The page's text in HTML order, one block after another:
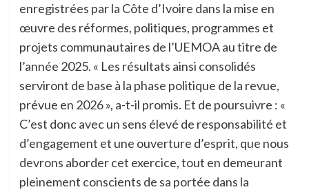
enregistrées par la Côte d’Ivoire dans la mise en
œuvre des réformes, politiques, programmes et
projets communautaires de l’UEMOA au titre de
l’année 2025. « Les résultats ainsi consolidés
serviront de base à la phase politique de la revue,
prévue en 2026 », a-t-il promis. Et de poursuivre : «
C’est donc avec un sens élevé de responsabilité et
d’engagement et une ouverture d’esprit, que nous
devrons aborder cet exercice, tout en demeurant
pleinement conscients de sa portée dans la